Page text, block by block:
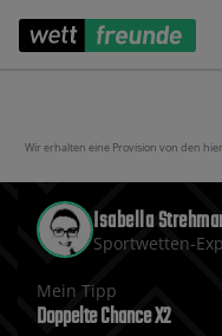
Wir erhalten eine Provision von den
Isabella
Sportwetten-
Mein Tipp
Doppelte Chance X2